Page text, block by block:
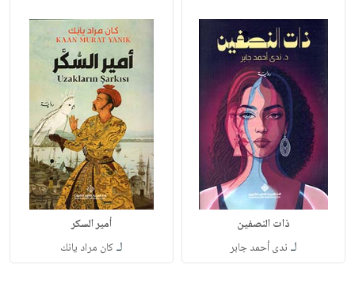
ذات النصفين
لـ ندى أحمد جابر
أمير السكر
لـكان مراد يانك